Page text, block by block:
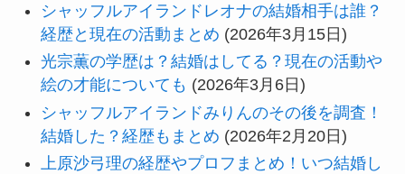
シャッフルアイランドレオナの結婚相手は誰？
経歴と現在の活動まとめ (2026年3月15日)
光宗薫の学歴は？結婚はしてる？現在の活動や
絵の才能についても (2026年3月6日)
シャッフルアイランドみりんのその後を調査！
結婚した？経歴もまとめ (2026年2月20日)
上原沙弓理の経歴やプロフまとめ！いつ結婚し